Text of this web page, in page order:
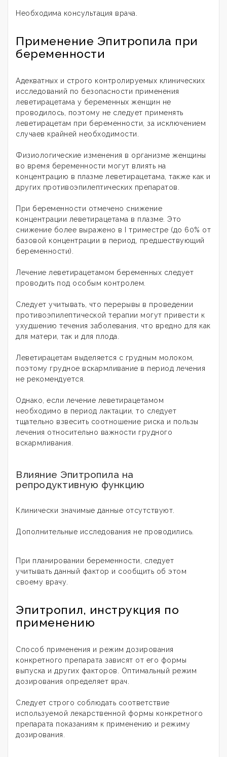
Необходима консультация врача.
Применение Эпитропила при
беременности
Адекватных и строго контролируемых клинических
исследований по безопасности применения
леветирацетама у беременных женщин не
проводилось, поэтому не следует применять
леветирацетам при беременности, за исключением
случаев крайней необходимости.
Физиологические изменения в организме женщины
во время беременности могут влиять на
концентрацию в плазме леветирацетама, также как и
других противоэпилептических препаратов.
При беременности отмечено снижение
концентрации леветирацетама в плазме. Это
снижение более выражено в I триместре (до 60% от
базовой концентрации в период, предшествующий
беременности).
Лечение леветирацетамом беременных следует
проводить под особым контролем.
Следует учитывать, что перерывы в проведении
противоэпилептической терапии могут привести к
ухудшению течения заболевания, что вредно для как
для матери, так и для плода.
Леветирацетам выделяется с грудным молоком,
поэтому грудное вскармливание в период лечения
не рекомендуется.
Однако, если лечение леветирацетамом
необходимо в период лактации, то следует
тщательно взвесить соотношение риска и пользы
лечения относительно важности грудного
вскармливания.
Влияние Эпитропила на
репродуктивную функцию
Клинически значимые данные отсутствуют.
Дополнительные исследования не проводились.
При планировании беременности, следует
учитывать данный фактор и сообщить об этом
своему врачу.
Эпитропил, инструкция по
применению
Способ применения и режим дозирования
конкретного препарата зависят от его формы
выпуска и других факторов. Оптимальный режим
дозирования определяет врач.
Следует строго соблюдать соответствие
используемой лекарственной формы конкретного
препарата показаниям к применению и режиму
дозирования.